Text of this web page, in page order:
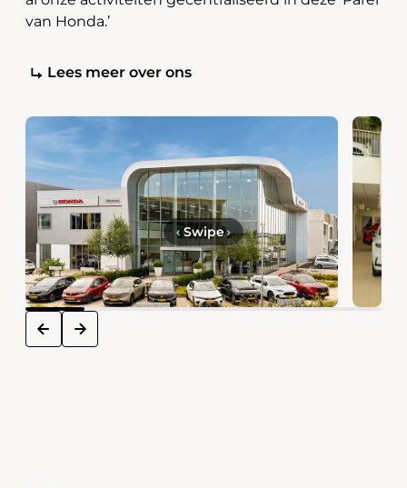
van Honda.’
Lees meer over ons
prev next
‹ Swipe›